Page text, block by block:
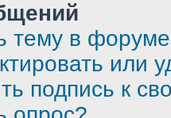
тему в
или
подпись к